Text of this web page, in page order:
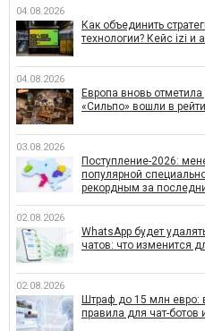
04.08.2026
Как объединить
технологии? Кейс izi и
04.08.2026
Европа вновь
«Сильпо» вошли в
03.08.2026
Поступление-2026:
популярной
рекордным за
02.08.2026
WhatsApp будет
чатов: что изменится
02.08.2026
Штраф до 15 млн евро:
правила для чат-ботов